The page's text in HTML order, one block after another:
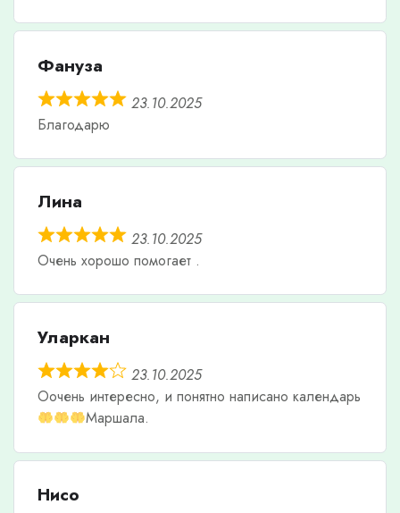
Фануза
23.10.2025
Благодарю
Лина
23.10.2025
Очень хорошо помогает .
Уларкан
23.10.2025
Оочень интересно, и понятно написано календарь
Маршала.
Нисо